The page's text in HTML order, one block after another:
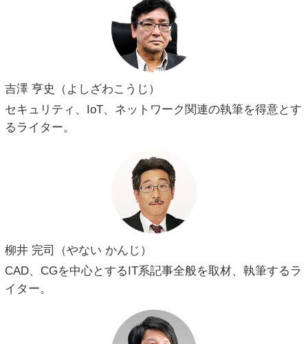
吉澤 亨史（よしざわこうじ）
セキュリティ、IoT、ネットワーク関連の執筆を得意とす
るライター。
柳井 完司（やない かんじ）
CAD、CGを中心とするIT系記事全般を取材、執筆するラ
イター。